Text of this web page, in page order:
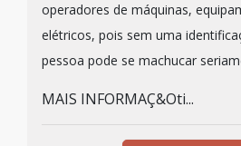
operadores de máquinas,
elétricos, pois sem uma
pessoa pode se machucar
MAIS INFORMAÇ&Oti...